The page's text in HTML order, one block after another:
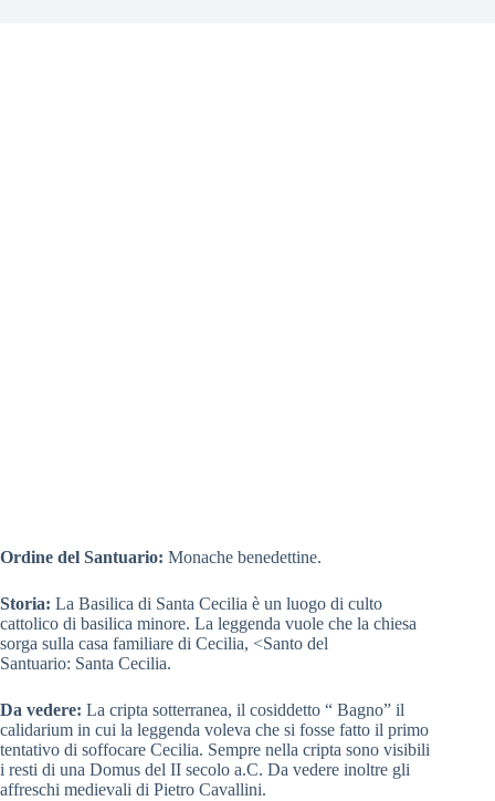
Ordine del Santuario: Monache benedettine.
Storia: La Basilica di Santa Cecilia è un luogo di culto
cattolico di basilica minore. La leggenda vuole che la chiesa
sorga sulla casa familiare di Cecilia, <Santo del
Santuario: Santa Cecilia.
Da vedere: La cripta sotterranea, il cosiddetto “ Bagno” il
calidarium in cui la leggenda voleva che si fosse fatto il primo
tentativo di soffocare Cecilia. Sempre nella cripta sono visibili
i resti di una Domus del II secolo a.C. Da vedere inoltre gli
affreschi medievali di Pietro Cavallini.